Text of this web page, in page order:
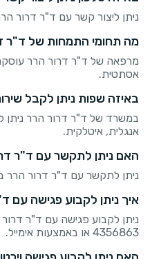
ניתן ליצור קשר עם ד"ר דרור הרר בטלפון:
מה תחומי התמחות של ד"ר
מרפאה של ד"ר דרור הרר
אסתטית.
באיזה שפות ניתן לקבל
במשרד של ד"ר דרור הרר ניתן
אנגלית, איטלקית.
האם ניתן לתקשר עם ד"ר
ניתן לתקשר עם ד"ר דרור הרר
איך ניתן לקבוע פגישה עם
4356863 או באמצעות אימייל.